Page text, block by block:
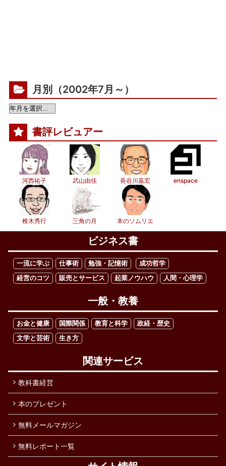
月別（2002年7月～）
書評レビュアー
河西祐子 武山由佳 長谷川嘉宏 enspace
椎木秀行 三角の月 本のソムリエ
ビジネス書
一流に学ぶ 仕事術 勉強・記憶術
成功哲学
経営のコツ
販売とサービス 起業ノウハウ 人間・心理学
一般・教養
お金と健康 国際関係 教育と科学
政経・歴史
文学と芸術
生き方
関連サービス
教科書経営
本のプレゼント
無料メールマガジン
無料レポート一覧